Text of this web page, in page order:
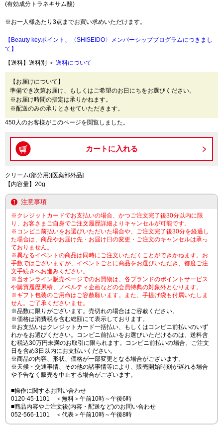
(有効成分トラネキサム酸)
※お一人様あたり3点までお買い求めいただけます。
【Beauty keyポイント、〈SHISEIDO〉メンバーシッププログラムにつきまし
て】
【送料】送料別 ＞ 送料について
【お届けについて】
準備でき次第お届け、もしくはご希望のお日にちをお選びください。
※お届け時間の指定は承りかねます。
※配送のみの承りとさせていただきます。
450人のお客様がこのページを閲覧しました。
クリーム(部分用)[医薬部外品]
【内容量】20g
注意事項
※クレジットカードでお支払いの場合、かつご注文完了後30分以内に限
り、お客さまご自身でご注文履歴詳細よりキャンセルが可能です。
※コンビニ前払いをお選びいただいた場合や、ご注文完了後30分を経過し
た場合は、商品やお届け先・お届け日の変更・ご注文のキャンセルは承っ
ておりません。
※異なるイベントの商品は同時にご注文いただくことができかねます。お
手数ではございますが、イベントごとに商品をお選びいただき、都度ご注
文手続きへお進みください。
※当オンライン販売ページでのお買物は、各ブランドのポイントサービス
や購買履歴累積、ノベルティ企画などの会員特典の対象外となります。
※ギフト包装のご用命はご容赦願います。また、手提げ袋も付属いたしま
せん。ご了承くださいませ。
※品数に限りがございます。売切れの場合はご容赦ください。
※価格は消費税を含む総額にて表示しております。
※お支払いはクレジットカード一括払い、もしくはコンビニ前払いのいず
れかをお選びください。コンビニ前払いをお選びいただけるのは、送料含
む税込30万円未満のお取引に限られます。コンビニ前払いの場合、ご注文
日を含め3日以内にお支払いください。
※商品の内容、形状、価格が一部変更となる場合がございます。
※天候・交通事情、その他の諸事情等により、販売開始時刻が遅れる場合
や予告なく販売を中止する場合がございます。
■操作に関するお問い合わせ
0120-45-1101 ＜無料＞午前10時～午後6時
■商品内容やご注文後(内容・配送など)のお問い合わせ
052-566-1101 ＜代表＞午前10時～午後8時